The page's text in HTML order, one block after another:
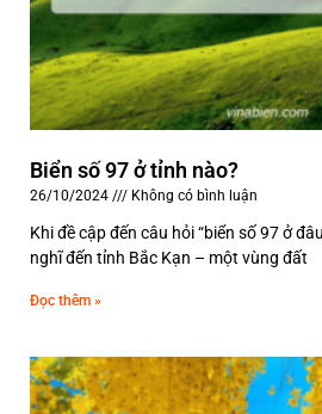
Biển số 97 ở tỉnh nào?
26/10/2024 Không có bình luận
Khi đề cập đến câu hỏi “biển số 97 ở
nghĩ đến tỉnh Bắc Kạn – một vùng đất
Đọc thêm »